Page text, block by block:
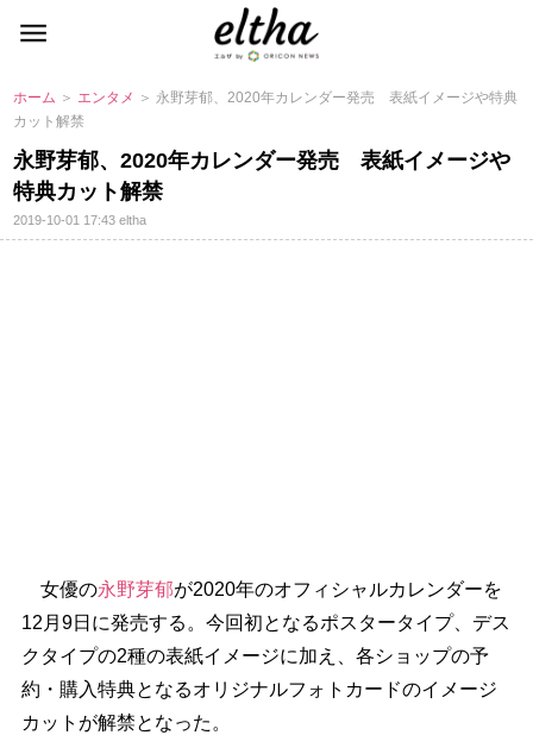
ホーム ＞ エンタメ ＞ 永野芽郁、2020年カレンダー発売 表紙イメージや特典
カット解禁
永野芽郁、2020年カレンダー発売 表紙イメージ
特典カット解禁
2019-10-01 17:43eltha
女優の永野芽郁が2020年のオフィシャルカレンダーを
12月9日に発売する。今回初となるポスタータイプ、デス
クタイプの2種の表紙イメージに加え、各ショップの予
約・購入特典となるオリジナルフォトカードのイメージ
カットが解禁となった。